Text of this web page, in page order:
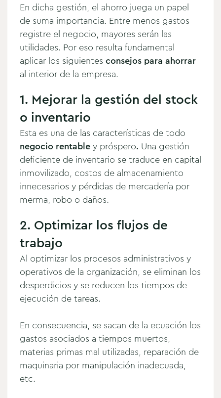
En dicha gestión, el ahorro juega un papel
de suma importancia. Entre menos gastos
registre el negocio, mayores serán las
utilidades. Por eso resulta fundamental
aplicar los siguientes consejos para ahorrar
al interior de la empresa.
1. Mejorar la gestión del stock
o inventario
Esta es una de las características de todo
negocio rentabley próspero. Una gestión
deficiente de inventario se traduce en capital
inmovilizado, costos de almacenamiento
innecesarios y pérdidas de mercadería por
merma, robo o daños.
2. Optimizar los flujos de
trabajo
Al optimizar los procesos administrativos y
operativos de la organización, se eliminan los
desperdicios y se reducen los tiempos de
ejecución de tareas.
En consecuencia, se sacan de la ecuación los
gastos asociados a tiempos muertos,
materias primas mal utilizadas, reparación de
maquinaria por manipulación inadecuada,
etc.